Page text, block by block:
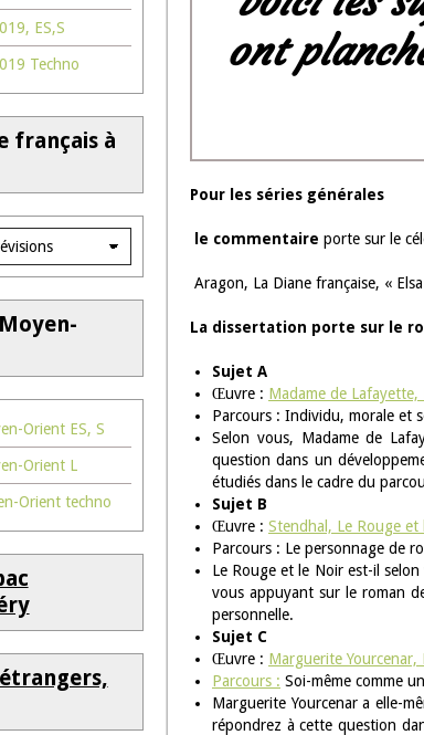
ont
Pour les séries générales
le commentaire porte sur le
Aragon, La Diane française, «
La dissertation porte sur le
Sujet A
Œuvre : Madame de Lafayette,
Parcours : Individu, morale et
Selon vous, Madame de
question dans un
étudiés dans le cadre du
Sujet B
Œuvre : Stendhal, Le Rouge et
Parcours : Le personnage de
Le Rouge et le Noir est-il
vous appuyant sur le roman
personnelle.
Sujet C
Œuvre : Marguerite Yourcenar,
Parcours : Soi-même comme
Marguerite Yourcenar a elle-
répondrez à cette question
ES,S
Techno
français à
Orient ES, S
Orient L
Orient techno